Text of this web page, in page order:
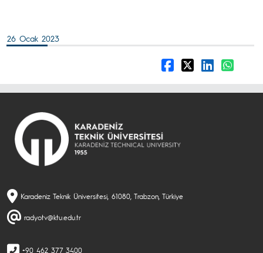
26 Ocak 2023
Karadeniz Teknik Üniversitesi, 61080, Trabzon, Türkiye
radyotv@ktu.edu.tr
+90 462 377 3400